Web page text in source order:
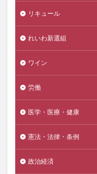
リキュール
れいわ新選組
ワイン
労働
医学・医療・健康
憲法・法律・条例
政治経済